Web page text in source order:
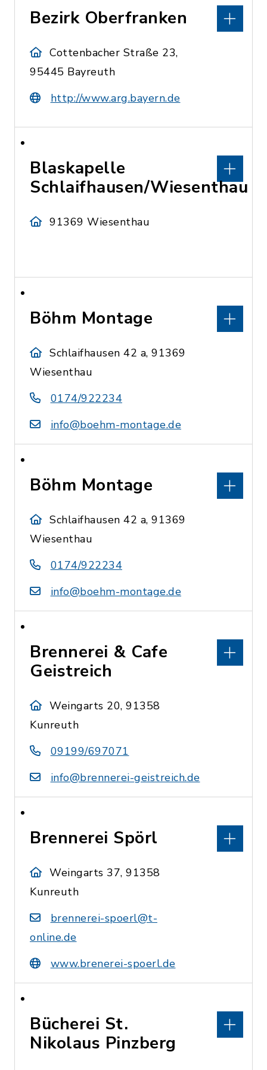
Bezirk Oberfranken
Cottenbacher Straße 23,
95445 Bayreuth
http://www.arg.bayern.de
Blaskapelle
Schlaifhausen/Wiesenthau
91369 Wiesenthau
Böhm Montage
Schlaifhausen 42 a, 91369
Wiesenthau
0174/922234
info@boehm-montage.de
Böhm Montage
Schlaifhausen 42 a, 91369
Wiesenthau
0174/922234
info@boehm-montage.de
Brennerei & Cafe
Geistreich
Weingarts 20, 91358
Kunreuth
09199/697071
info@brennerei-geistreich.de
Brennerei Spörl
Weingarts 37, 91358
Kunreuth
brennerei-spoerl@t-
online.de
www.brenerei-spoerl.de
Bücherei St.
Nikolaus Pinzberg